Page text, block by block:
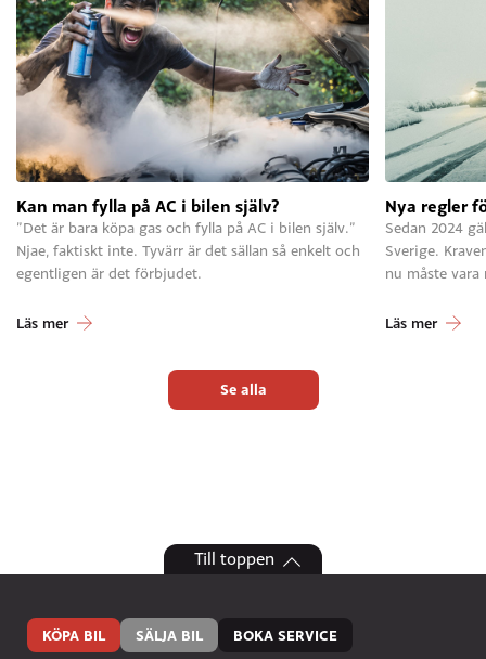
Kan man fylla på AC i bilen själv?
”Det är bara köpa gas och fylla på AC i bilen själv.”
Njae, faktiskt inte. Tyvärr är det sällan så enkelt och
egentligen är det förbjudet.
Läs mer
Nya regler
Sedan 2024
Sverige.
nu måste vara
Läs mer
Se alla
Till toppen
KÖPA BIL SÄLJA BIL BOKA SERVICE